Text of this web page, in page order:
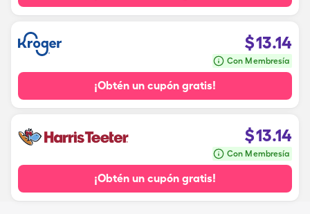
$13.14
Con Membresía
¡Obtén un cupón gratis!
$13.14
Con Membresía
¡Obtén un cupón gratis!